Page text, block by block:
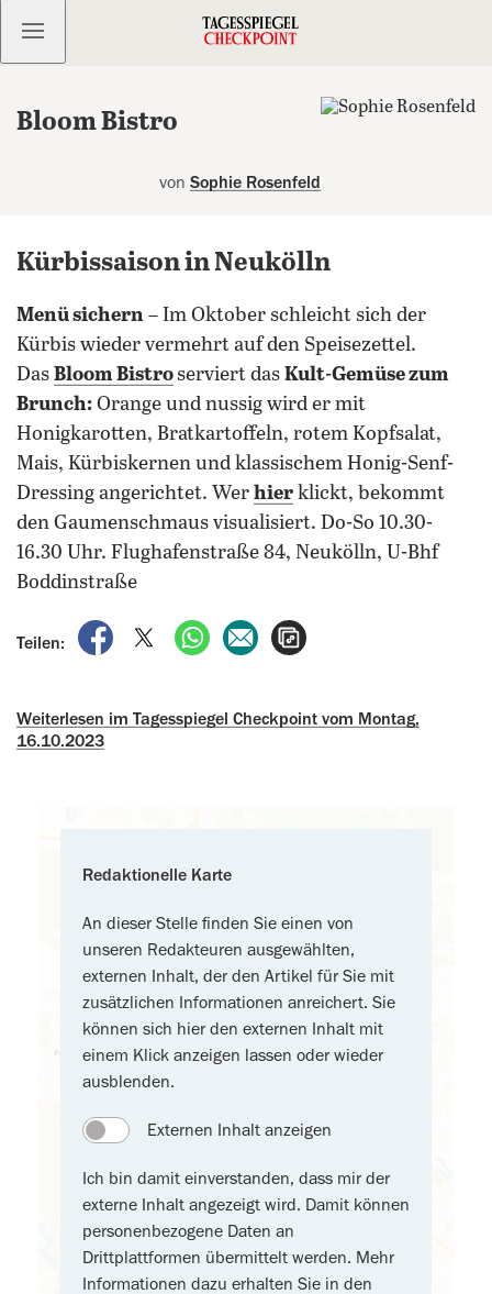
Kostenlos anmelden
Bloom Bistro
von Sophie Rosenfeld
Kürbissaison in Neukölln
Menü sichern – Im Oktober schleicht sich der
Kürbis wieder vermehrt auf den Speisezettel.
Das Bloom Bistroserviert das Kult-Gemüse zum
Brunch: Orange und nussig wird er mit
Honigkarotten, Bratkartoffeln, rotem Kopfsalat,
Mais, Kürbiskernen und klassischem Honig-Senf-
Dressing angerichtet. Wer hier klickt, bekommt
den Gaumenschmaus visualisiert. Do-So 10.30-
16.30 Uhr. Flughafenstraße 84, Neukölln, U-Bhf
Boddinstraße
Teilen:
auf Facebook teilen
auf X teilenper WhatsApp teilen
per E-Mail teilen
Weiterlesen im Tagesspiegel Checkpoint vom Montag,
16.10.2023
Redaktionelle Karte
An dieser Stelle finden Sie einen von
unseren Redakteuren ausgewählten,
externen Inhalt, der den Artikel für Sie mit
zusätzlichen Informationen anreichert. Sie
können sich hier den externen Inhalt mit
einem Klick anzeigen lassen oder wieder
ausblenden.
Externen Inhalt anzeigen
Ich bin damit einverstanden, dass mir der
externe Inhalt angezeigt wird. Damit können
personenbezogene Daten an
Drittplattformen übermittelt werden. Mehr
Informationen dazu erhalten Sie in den